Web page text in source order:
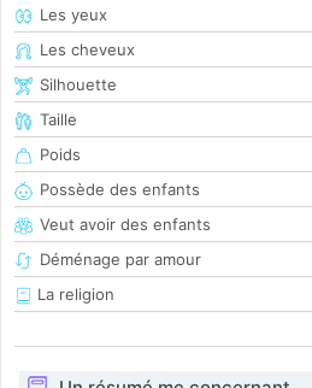
Les yeux
Les cheveux
Silhouette
Taille
Poids
Possède des enfants
Veut avoir des enfants
Déménage par amour
La religion